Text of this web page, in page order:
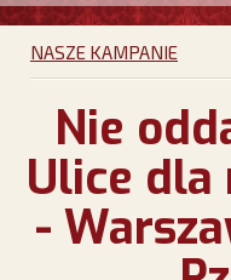
NASZE KAMPANIE
Nie
Ulice dla
-